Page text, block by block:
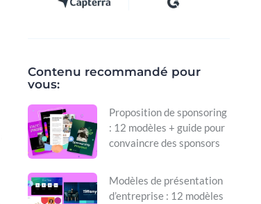
Contenu recommandé pour
vous:
Proposition de sponsoring
: 12 modèles + guide pour
convaincre des sponsors
Modèles de présentation
d’entreprise : 12 modèles